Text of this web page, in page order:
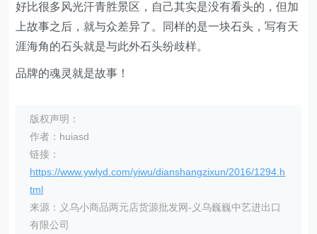
好比很多风光汗青胜景区，自己其实是没有看头的，但加
上故事之后，就与众差异了。同样的是一块石头，写有天
涯海角的石头就是与此外石头纷歧样。
品牌的魂灵就是故事！
版权声明：
作者：huiasd
链接：
https://www.ywlyd.com/yiwu/dianshangzixun/2016/1294.h
tml
来源：义乌小商品两元店货源批发网-义乌巍巍中艺进出口
有限公司